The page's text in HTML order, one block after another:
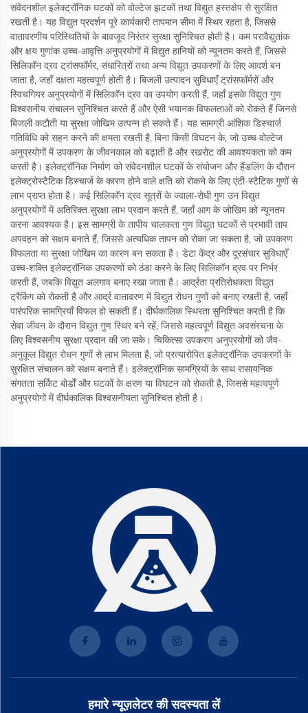
संवेदनशील इलेक्ट्रॉनिक घटकों को वोल्टेज झटकों तथा विद्युत हस्तक्षेप से सुरक्षित
रखती है। यह विद्युत प्रदर्शन पूरे कार्यकारी तापमान सीमा में स्थिर रहता है, जिससे
वातावरणीय परिस्थितियों के बावजूद निरंतर सुरक्षा सुनिश्चित होती है। कम परावैद्युतांक
और क्षय गुणांक उच्च-आवृत्ति अनुप्रयोगों में विद्युत हानियों को न्यूनतम करते हैं, जिससे
सिलिकॉन द्रव ट्रांसफॉर्मर, संधारित्रों तथा अन्य विद्युत उपकरणों के लिए आदर्श बन
जाता है, जहाँ दक्षता महत्वपूर्ण होती है। बिजली उत्पादन सुविधाएँ ट्रांसफॉर्मरों और
स्विचगियर अनुप्रयोगों में सिलिकॉन द्रव का उपयोग करती हैं, जहाँ इसके विद्युत गुण
विश्वसनीय संचालन सुनिश्चित करते हैं और ऐसी भयानक विफलताओं को रोकते हैं जिनसे
बिजली कटौती या सुरक्षा जोखिम उत्पन्न हो सकते हैं। यह सामग्री आंशिक डिस्चार्ज
गतिविधि को सहन करने की क्षमता रखती है, बिना किसी विघटन के, जो उच्च वोल्टेज
अनुप्रयोगों में उपकरण के जीवनकाल को बढ़ाती है और रखरोट की आवश्यकता को कम
करती है। इलेक्ट्रॉनिक निर्माण को संवेदनशील घटकों के संयोजन और हैंडलिंग के दौरान
इलेक्ट्रोस्टैटिक डिस्चार्ज के कारण होने वाले क्षति को रोकने के लिए एंटी-स्टैटिक गुणों से
लाभ प्राप्त होता है। कई सिलिकॉन द्रव सूत्रों के ज्वाला-रोधी गुण उन विद्युत
अनुप्रयोगों में अतिरिक्त सुरक्षा लाभ प्रदान करते हैं, जहाँ आग के जोखिम को न्यूनतम
करना आवश्यक है। इस सामग्री के तापीय चालकता गुण विद्युत घटकों से प्रभावी ताप
अपवहन को सक्षम बनाते हैं, जिससे अत्यधिक तापन को रोका जा सकता है, जो उपकरण
विफलता या सुरक्षा जोखिम का कारण बन सकता है। डेटा केंद्र और दूरसंचार सुविधाएँ
उच्च-शक्ति इलेक्ट्रॉनिक उपकरणों को ठंडा करने के लिए सिलिकॉन द्रव पर निर्भर
करती हैं, जबकि विद्युत अलगाव बनाए रखा जाता है। आर्द्रता प्रतिरोधकता विद्युत
ट्रैकिंग को रोकती है और आर्द्र वातावरण में विद्युत रोधन गुणों को बनाए रखती है, जहाँ
पारंपरिक सामग्रियाँ विफल हो सकती हैं। दीर्घकालिक स्थिरता सुनिश्चित करती है कि
सेवा जीवन के दौरान विद्युत गुण स्थिर बने रहें, जिससे महत्वपूर्ण विद्युत अवसंरचना के
लिए विश्वसनीय सुरक्षा प्रदान की जा सके। चिकित्सा उपकरण अनुप्रयोगों को जैव-
अनुकूल विद्युत रोधन गुणों से लाभ मिलता है, जो प्रत्यारोपित इलेक्ट्रॉनिक उपकरणों के
सुरक्षित संचालन को सक्षम बनाते हैं। इलेक्ट्रॉनिक सामग्रियों के साथ रासायनिक
संगतता सर्किट बोर्डों और घटकों के क्षरण या विघटन को रोकती है, जिससे महत्वपूर्ण
अनुप्रयोगों में दीर्घकालिक विश्वसनीयता सुनिश्चित होती है।
हमारे न्यूज़लेटर की सदस्यता लें